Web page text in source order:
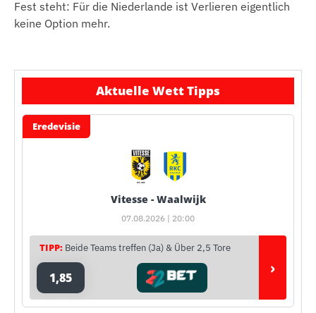
Fest steht: Für die Niederlande ist Verlieren eigentlich
keine Option mehr.
Aktuelle Wett Tipps
Eredevisie
Vitesse - Waalwijk
07.08.2026 | 20:00
TIPP: Beide Teams treffen (Ja) & Über 2,5 Tore
1,85 ›